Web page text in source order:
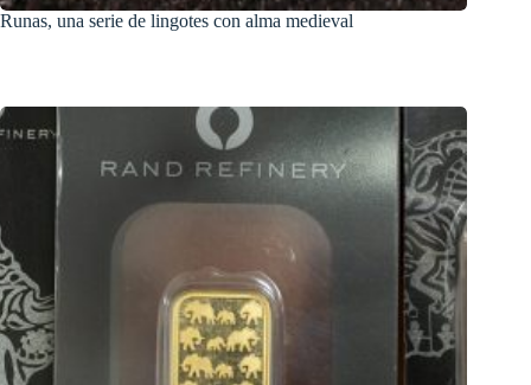
Runas, una serie de lingotes con alma medieval